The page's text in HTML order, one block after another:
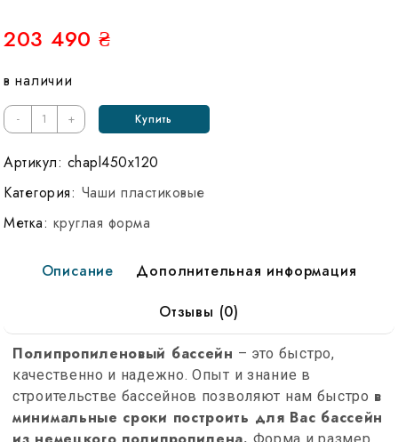
203 490 ₴
в наличии
- + Купить
Артикул: chapl450x120
Категория: Чаши пластиковые
Метка: круглая форма
Описание
Дополнительная информация
Отзывы (0)
Полипропиленовый бассейн – это быстро,
качественно и надежно. Опыт и знание в
строительстве бассейнов позволяют нам быстро в
минимальные сроки построить для Вас бассейн